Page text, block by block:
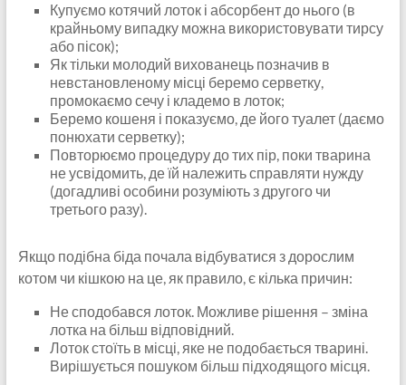
Купуємо котячий лоток і абсорбент до нього (в
крайньому випадку можна використовувати тирсу
або пісок);
Як тільки молодий вихованець позначив в
невстановленому місці беремо серветку,
промокаємо сечу і кладемо в лоток;
Беремо кошеня і показуємо, де його туалет (даємо
понюхати серветку);
Повторюємо процедуру до тих пір, поки тварина
не усвідомить, де їй належить справляти нужду
(догадливі особини розуміють з другого чи
третього разу).
Якщо подібна біда почала відбуватися з дорослим
котом чи кішкою на це, як правило, є кілька причин:
Не сподобався лоток. Можливе рішення – зміна
лотка на більш відповідний.
Лоток стоїть в місці, яке не подобається тварині.
Вирішується пошуком більш підходящого місця.